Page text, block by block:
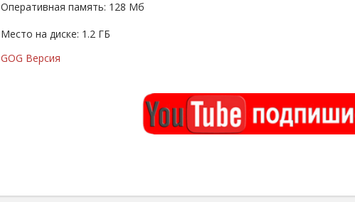
Оперативная память: 128 Мб
Место на диске: 1.2 ГБ
GOG Версия